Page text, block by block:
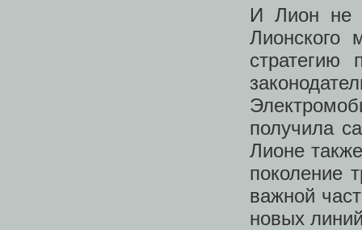
И Лион не
Лионского
стратегию
получила
Лионе
поколение
важной
новых